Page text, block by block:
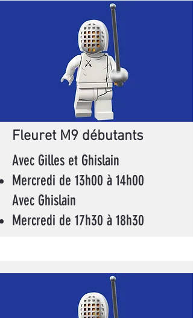
Fleuret M9 débutants
Avec Gilles et Ghislain
Mercredi de 13h00 à 14h00
Avec Ghislain
Mercredi de 17h30 à 18h30